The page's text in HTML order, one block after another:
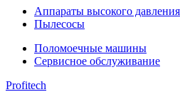
Аппараты высокого давления
Пылесосы
Поломоечные машины
Сервисное обслуживание
Profitech